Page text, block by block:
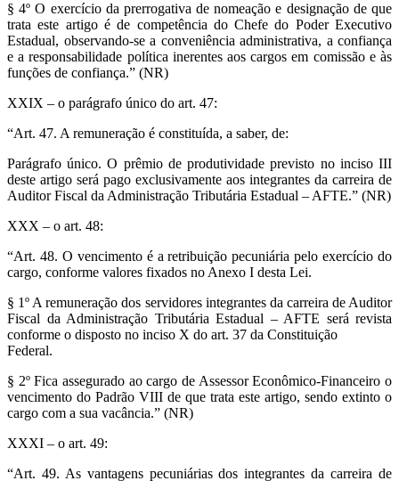
§ 4º O exercício da prerrogativa de nomeação e designação de que
trata este artigo é de competência do Chefe do Poder Executivo
Estadual, observando-se a conveniência administrativa, a confiança
e a responsabilidade política inerentes aos cargos em comissão e às
funções de confiança.” (NR)
XXIX – o parágrafo único do art. 47:
“Art. 47. A remuneração é constituída, a saber, de:
Parágrafo único. O prêmio de produtividade previsto no inciso III
deste artigo será pago exclusivamente aos integrantes da carreira de
Auditor Fiscal da Administração Tributária Estadual – AFTE.” (NR)
XXX – o art. 48:
“Art. 48. O vencimento é a retribuição pecuniária pelo exercício do
cargo, conforme valores fixados no Anexo I desta Lei.
§ 1º A remuneração dos servidores integrantes da carreira de Auditor
Fiscal da Administração Tributária Estadual – AFTE será revista
conforme o disposto no inciso X do art. 37 da Constituição
Federal.
§ 2º Fica assegurado ao cargo de Assessor Econômico-Financeiro o
vencimento do Padrão VIII de que trata este artigo, sendo extinto o
cargo com a sua vacância.” (NR)
XXXI – o art. 49:
“Art. 49. As vantagens pecuniárias dos integrantes da carreira de